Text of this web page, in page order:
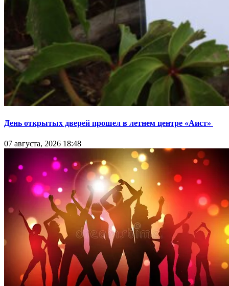
День открытых дверей прошел в летнем центре «Аист»
07 августа, 2026 18:48